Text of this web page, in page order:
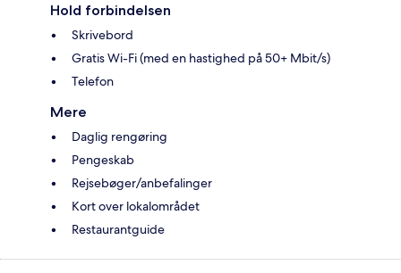
Hold forbindelsen
Skrivebord
Gratis Wi-Fi (med en hastighed på 50+ Mbit/s)
Telefon
Mere
Daglig rengøring
Pengeskab
Rejsebøger/anbefalinger
Kort over lokalområdet
Restaurantguide